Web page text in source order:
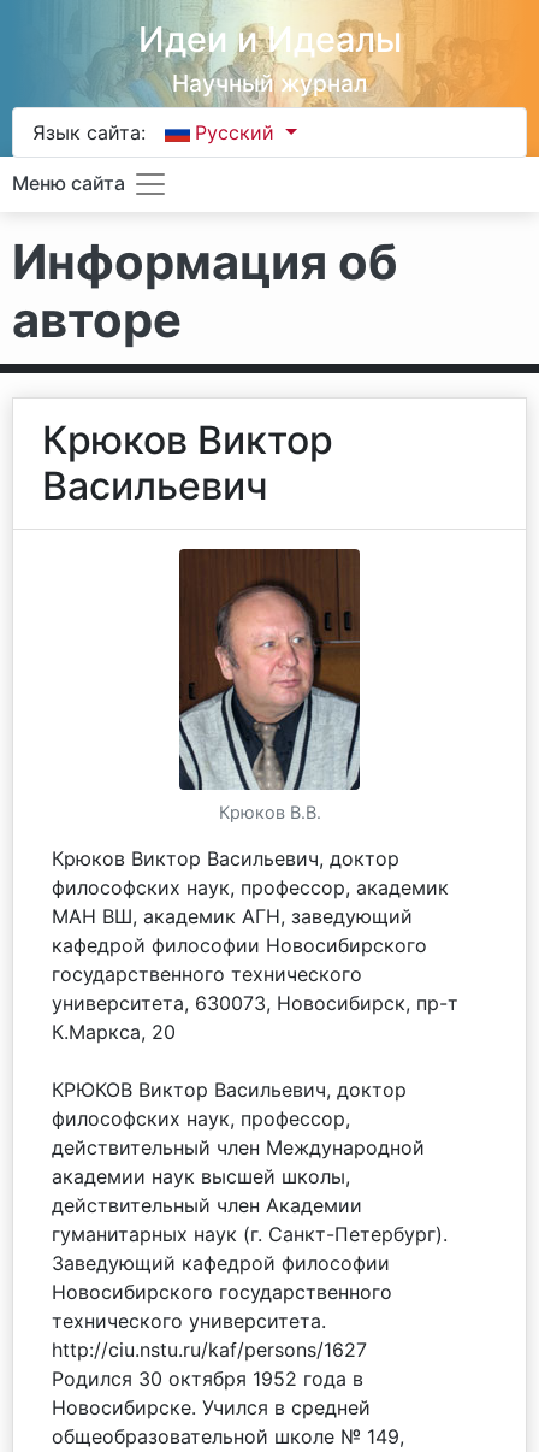
Идеи и Идеалы
Научный журнал
Язык сайта: Русский
Меню сайта
Информация об
авторе
Крюков Виктор
Васильевич
Крюков В.В.
Крюков Виктор Васильевич, доктор
философских наук, профессор, академик
МАН ВШ, академик АГН, заведующий
кафедрой философии Новосибирского
государственного технического
университета, 630073, Новосибирск, пр-т
К.Маркса, 20
КРЮКОВ Виктор Васильевич, доктор
философских наук, профессор,
действительный член Международной
академии наук высшей школы,
действительный член Академии
гуманитарных наук (г. Санкт-Петербург).
Заведующий кафедрой философии
Новосибирского государственного
технического университета.
http://ciu.nstu.ru/kaf/persons/1627
Родился 30 октября 1952 года в
Новосибирске. Учился в средней
общеобразовательной школе № 149,